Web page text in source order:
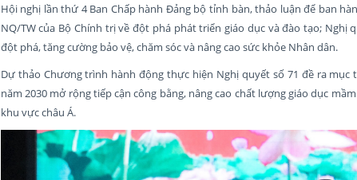
Hội nghị lần thứ 4 Ban Chấp hành Đảng bộ tỉnh bàn, thảo luận để ban
NQ/TW của Bộ Chính trị về đột phá phát triển giáo dục và đào tạo; Nghị
đột phá, tăng cường bảo vệ, chăm sóc và nâng cao sức khỏe Nhân dân.
Dự thảo Chương trình hành động thực hiện Nghị quyết số 71 đề ra mục
năm 2030 mở rộng tiếp cận công bằng, nâng cao chất lượng giáo dục
khu vực châu Á.